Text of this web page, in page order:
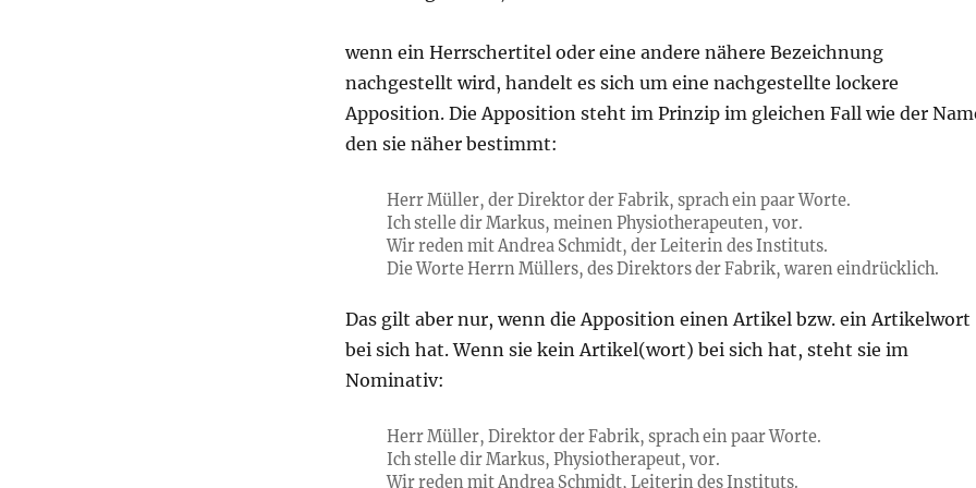
wenn ein Herrschertitel oder eine andere nähere Bezeichnung
nachgestellt wird, handelt es sich um eine nachgestellte lockere
Apposition. Die Apposition steht im Prinzip im gleichen Fall wie der
den sie näher bestimmt:
Herr Müller, der Direktor der Fabrik, sprach ein paar Worte.
Ich stelle dir Markus, meinen Physiotherapeuten, vor.
Wir reden mit Andrea Schmidt, der Leiterin des Instituts.
Die Worte Herrn Müllers, des Direktors der Fabrik, waren eindrücklich.
Das gilt aber nur, wenn die Apposition einen Artikel bzw. ein Artikelwort
bei sich hat. Wenn sie kein Artikel(wort) bei sich hat, steht sie im
Nominativ:
Herr Müller, Direktor der Fabrik, sprach ein paar Worte.
Ich stelle dir Markus, Physiotherapeut, vor.
Wir reden mit Andrea Schmidt, Leiterin des Instituts.